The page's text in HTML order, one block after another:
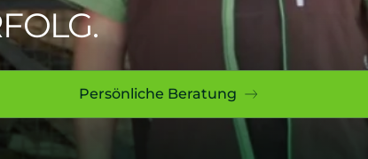
Persönliche Beratung